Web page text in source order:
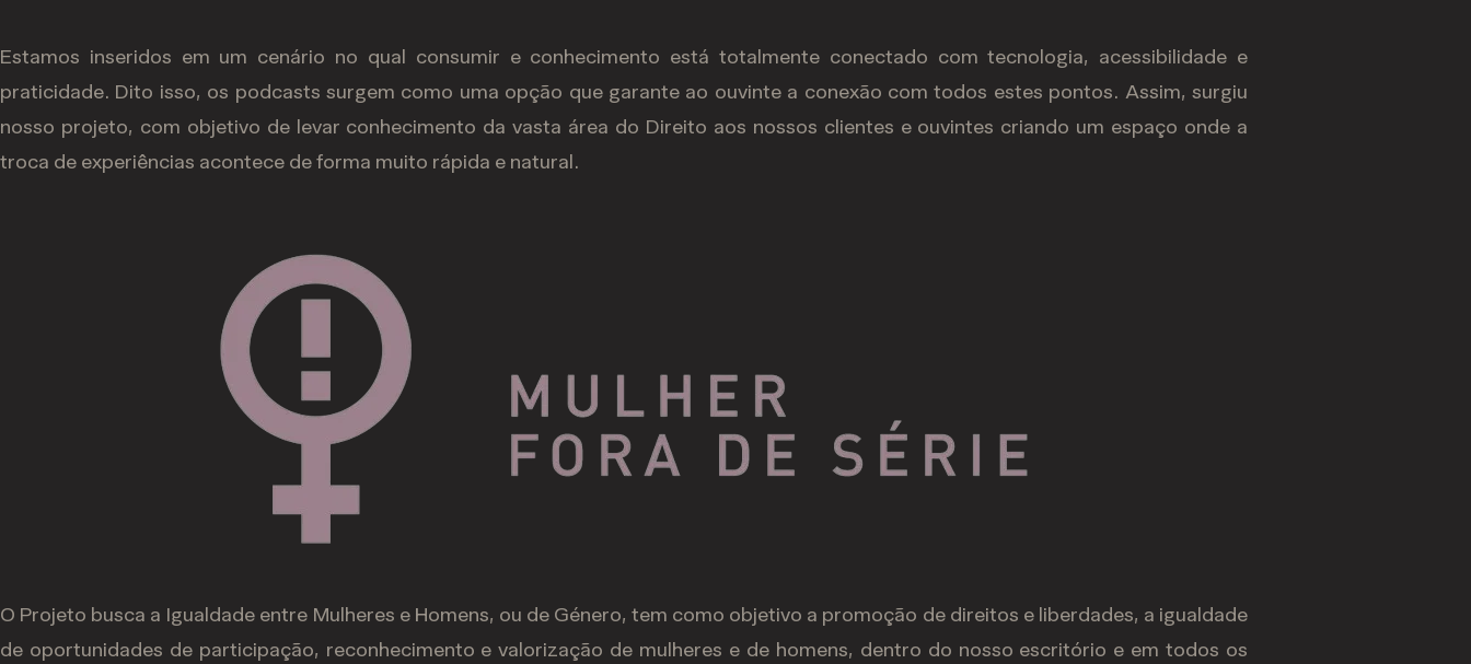
Estamos inseridos em um cenário no qual consumir e conhecimento está totalmente conectado com tecnologia, acessibilidade e
praticidade. Dito isso, os podcasts surgem como uma opção que garante ao ouvinte a conexão com todos estes pontos. Assim, surgiu
nosso projeto, com objetivo de levar conhecimento da vasta área do Direito aos nossos clientes e ouvintes criando um espaço onde a
troca de experiências acontece de forma muito rápida e natural.
O Projeto busca a Igualdade entre Mulheres e Homens, ou de Género, tem como objetivo a promoção de direitos e liberdades, a igualdade
de oportunidades de participação, reconhecimento e valorização de mulheres e de homens, dentro do nosso escritório e em todos os